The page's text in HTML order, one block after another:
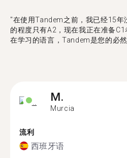
"在使用Tandem之前，我已经15年
的程度只有A2，现在我正在准备
在学习的语言，Tandem是您的必
M.
Murcia
流利
西班牙语